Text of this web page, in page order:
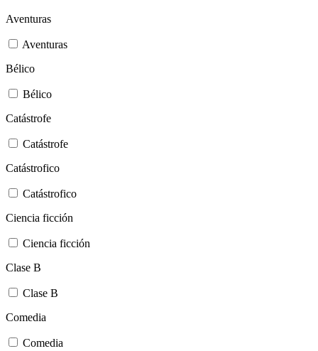
Aventuras
Aventuras
Bélico
Bélico
Catástrofe
Catástrofe
Catástrofico
Catástrofico
Ciencia ficción
Ciencia ficción
Clase B
Clase B
Comedia
Comedia